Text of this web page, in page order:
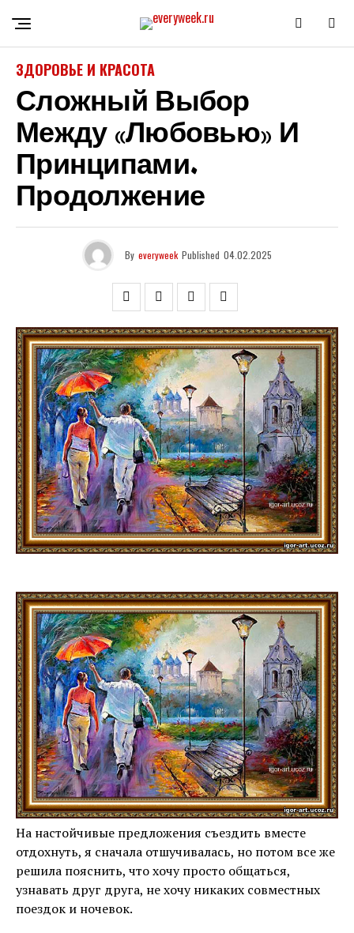
ЗДОРОВЬЕ И КРАСОТА
Сложный Выбор
Между «любовью» И
Принципами.
Продолжение
By everyweek Published 04.02.2025
На настойчивые предложения съездить вместе
отдохнуть, я сначала отшучивалась, но потом все же
решила пояснить, что хочу просто общаться,
узнавать друг друга, не хочу никаких совместных
поездок и ночевок.